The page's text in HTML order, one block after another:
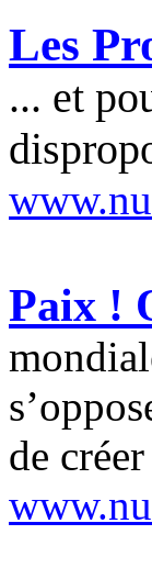
Les
... et
Paix !
de